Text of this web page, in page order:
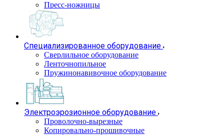
Пресс-ножницы
Специализированное оборудование
Сверлильное оборудование
Ленточнопильное
Пружинонавивочное оборудование
Электроэрозионное оборудование
Проволочно-вырезные
Копировально-прошивочные